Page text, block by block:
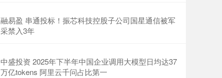
融易盈 串通投标！振芯科技控股子公司国星通信被军
采禁入3年
中盛投资 2025年下半年中国企业调用大模型日均达37
万亿tokens 阿里云千问占比第一